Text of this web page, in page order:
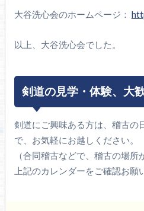
大谷洗心会のホームページ：
以上、大谷洗心会でした。
剣道の見学・体験、大
剣道にご興味ある方は、稽古の
で、お気軽にお越しください。
（合同稽古などで、稽古の場所
上記のカレンダーをご確認お願